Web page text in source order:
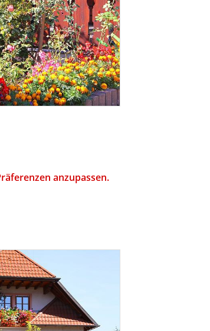
anzupassen.